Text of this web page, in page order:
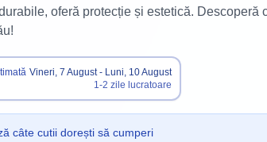
oferă protecție și estetică. Descoperă
Vineri, 7 August - Luni, 10 August
1-2 zile lucratoare
câte cutii dorești să cumperi